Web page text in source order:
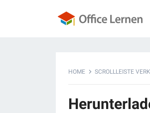
HOME SCROLLLEISTE